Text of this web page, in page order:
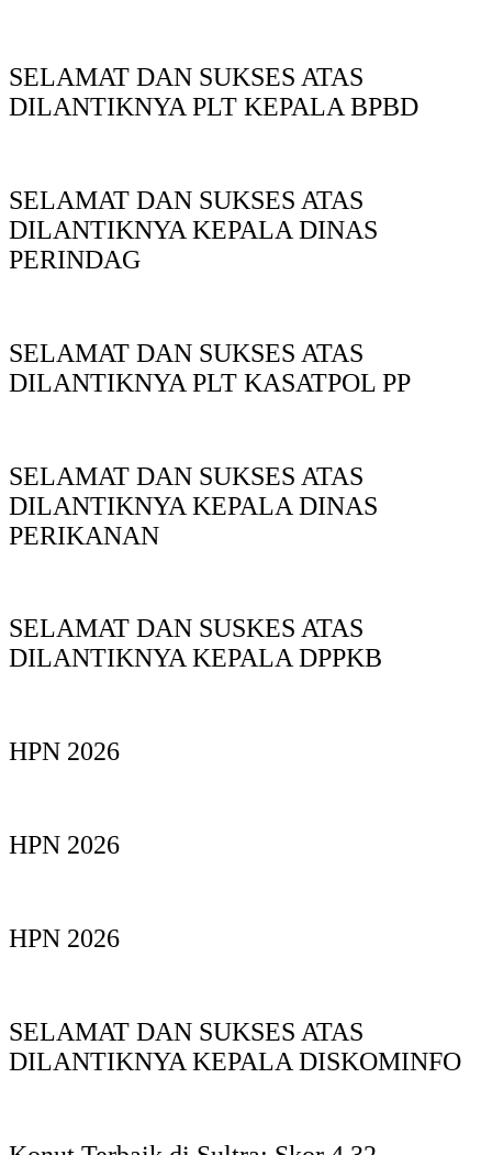
SELAMAT DAN SUKSES ATAS
DILANTIKNYA PLT KEPALA BPBD
SELAMAT DAN SUKSES ATAS
DILANTIKNYA KEPALA DINAS
PERINDAG
SELAMAT DAN SUKSES ATAS
DILANTIKNYA PLT KASATPOL PP
SELAMAT DAN SUKSES ATAS
DILANTIKNYA KEPALA DINAS
PERIKANAN
SELAMAT DAN SUSKES ATAS
DILANTIKNYA KEPALA DPPKB
HPN 2026
HPN 2026
HPN 2026
SELAMAT DAN SUKSES ATAS
DILANTIKNYA KEPALA DISKOMINFO